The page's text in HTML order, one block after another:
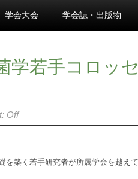
学会大会 学会誌・出版物
学若手コロッ
Off
築く若手研究者が所属学会を越え